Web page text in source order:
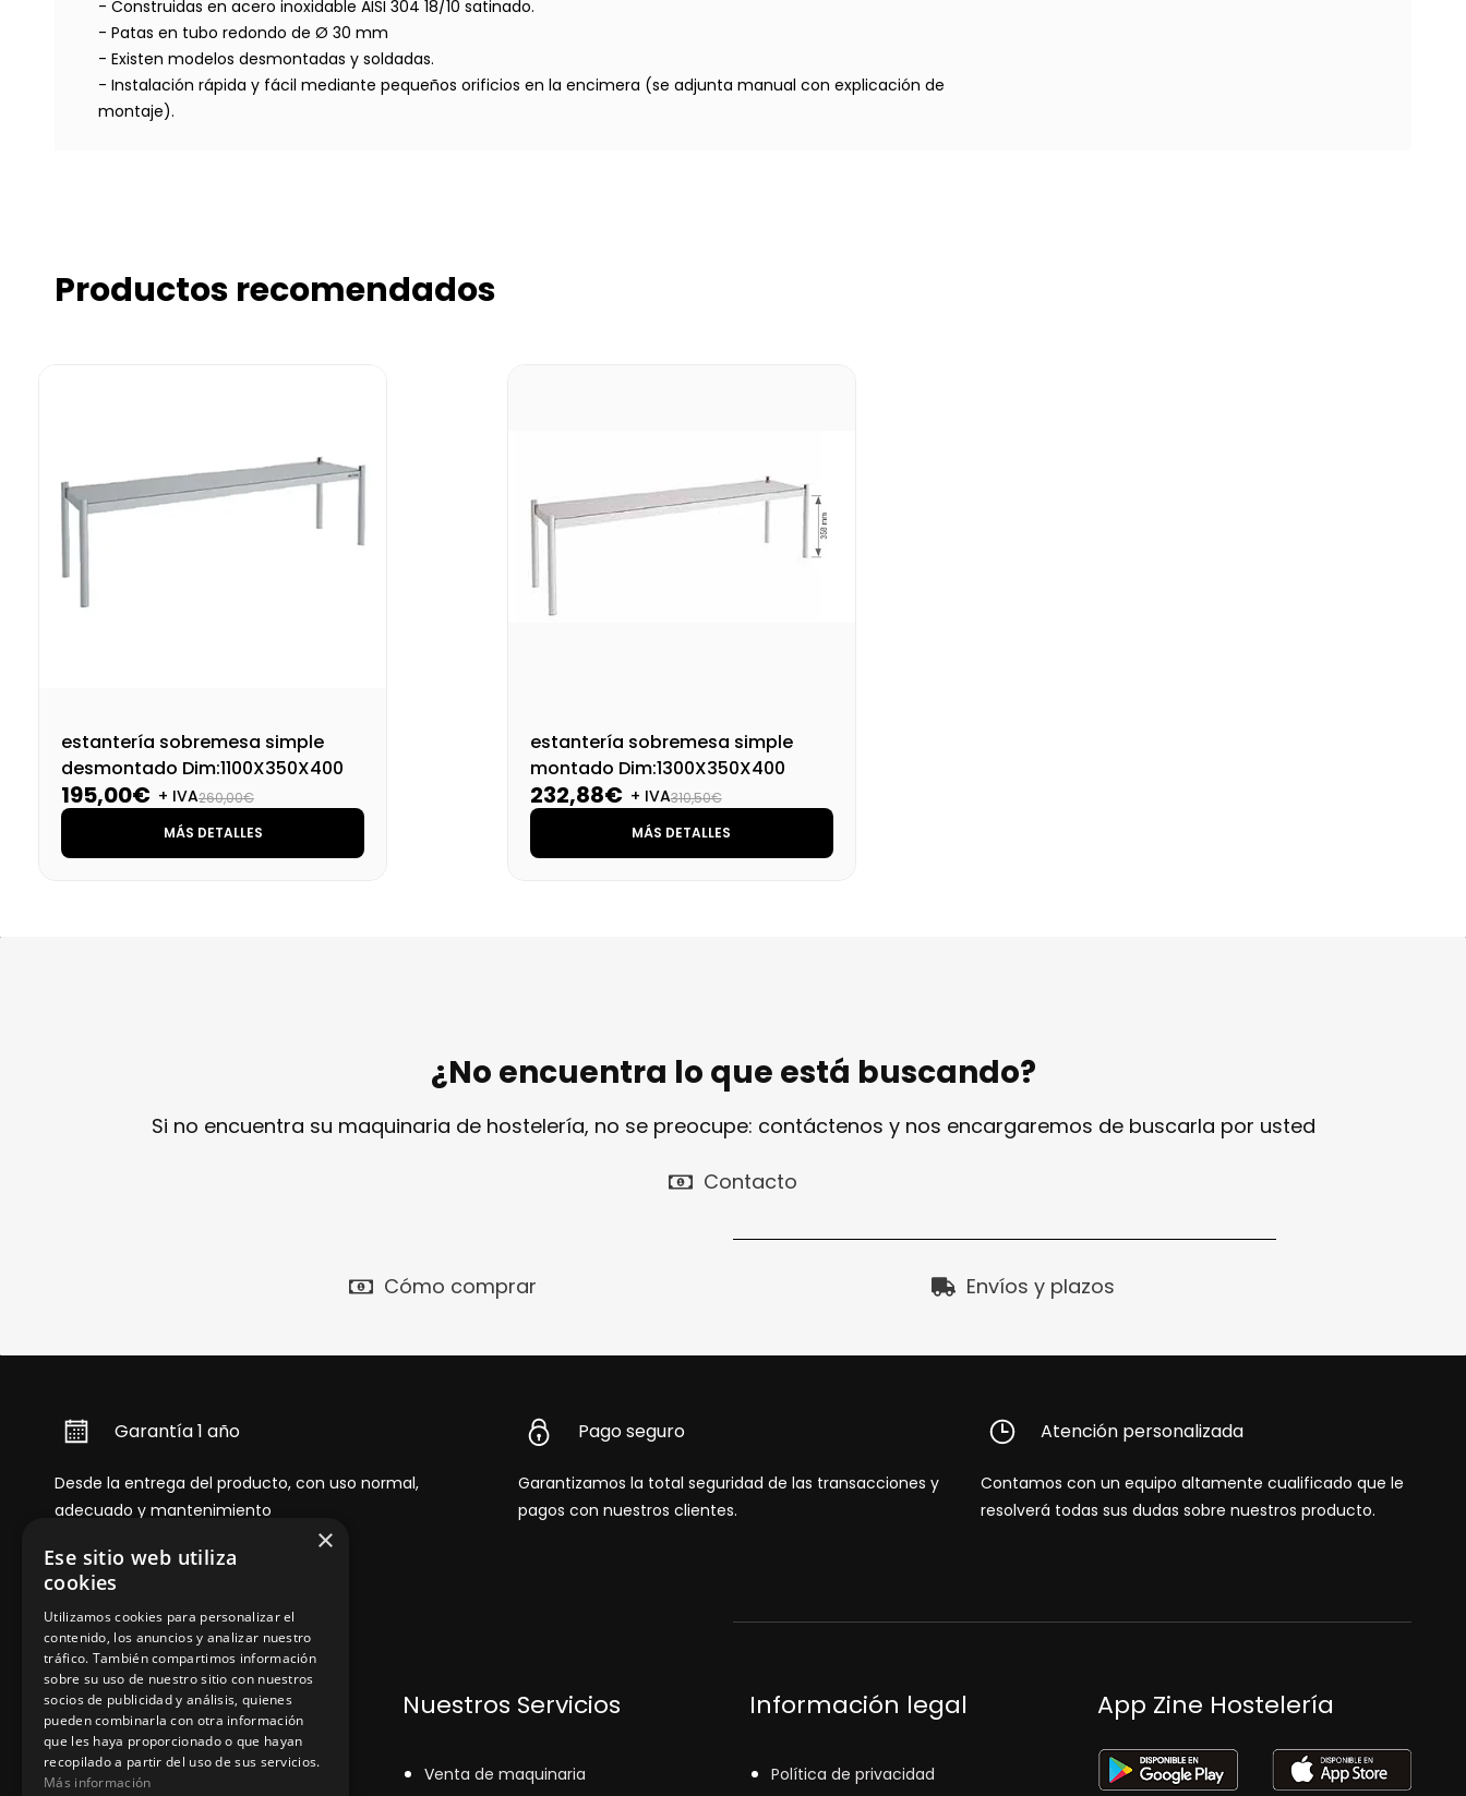
- Construidas en acero inoxidable AISI 304 18/10 satinado.
- Patas en tubo redondo de Ø 30 mm
- Existen modelos desmontadas y soldadas.
- Instalación rápida y fácil mediante pequeños orificios en la encimera (se adjunta manual con explicación de
montaje).
Productos recomendados
estantería sobremesa simple
desmontado Dim:1100X350X400
195,00€ + IVA260,00€
MÁS DETALLES
estantería sobremesa simple
montado Dim:1300X350X400
232,88€ + IVA310,50€
MÁS DETALLES
¿No encuentra lo que está buscando?
Si no encuentra su maquinaria de hostelería, no se preocupe: contáctenos y nos encargaremos de buscarla por usted
Contacto
Cómo comprar Envíos y plazos
Garantía 1 año
Desde la entrega del producto, con uso normal,
adecuado y mantenimiento
Pago seguro
Garantizamos la total seguridad de las transacciones y
pagos con nuestros clientes.
Atención personalizada
Contamos con un equipo altamente cualificado que le
resolverá todas sus dudas sobre nuestros producto.
Dónde encontrarnos
+34871043524
Nuestros Servicios
Venta de maquinaria
Información legal
Política de privacidad
App Zine Hostelería
×
Ese sitio web utiliza
cookies
Utilizamos cookies para personalizar el
contenido, los anuncios y analizar nuestro
tráfico. También compartimos información
sobre su uso de nuestro sitio con nuestros
socios de publicidad y análisis, quienes
pueden combinarla con otra información
que les haya proporcionado o que hayan
recopilado a partir del uso de sus servicios.
Más información